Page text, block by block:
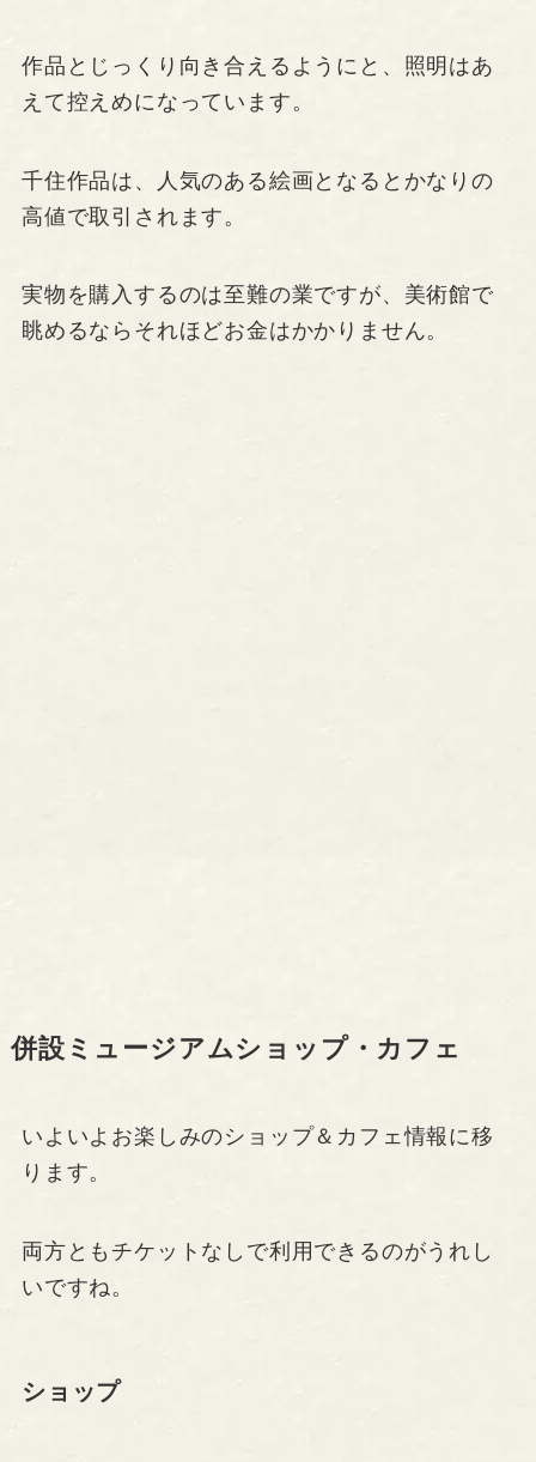
作品とじっくり向き合えるようにと、照明はあ
えて控えめになっています。
千住作品は、人気のある絵画となるとかなりの
高値で取引されます。
実物を購入するのは至難の業ですが、美術館で
眺めるならそれほどお金はかかりません。
併設ミュージアムショップ・カフェ
いよいよお楽しみのショップ＆カフェ情報に移
ります。
両方ともチケットなしで利用できるのがうれし
いですね。
ショップ